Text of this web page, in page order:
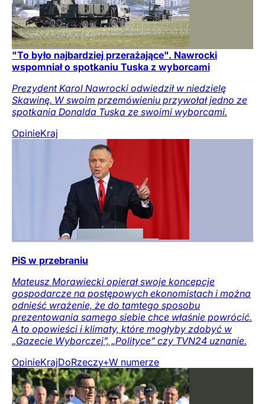
"To było najbardziej przerażające". Nawrocki
wspomniał o spotkaniu Tuska z wyborcami
Prezydent Karol Nawrocki odwiedził w niedzielę
Skawinę. W swoim przemówieniu przywołał jedno ze
spotkania Donalda Tuska ze swoimi wyborcami.
OpinieKraj
PiS w przebraniu
Mateusz Morawiecki opierał swoje koncepcje
gospodarcze na postępowych ekonomistach i można
odnieść wrażenie, że do tamtego sposobu
prezentowania samego siebie chce właśnie powrócić.
A to opowieści i klimaty, które mogłyby zdobyć w
„Gazecie Wyborczej”, „Polityce” czy TVN24 uznanie.
OpinieKrajDoRzeczy+W numerze